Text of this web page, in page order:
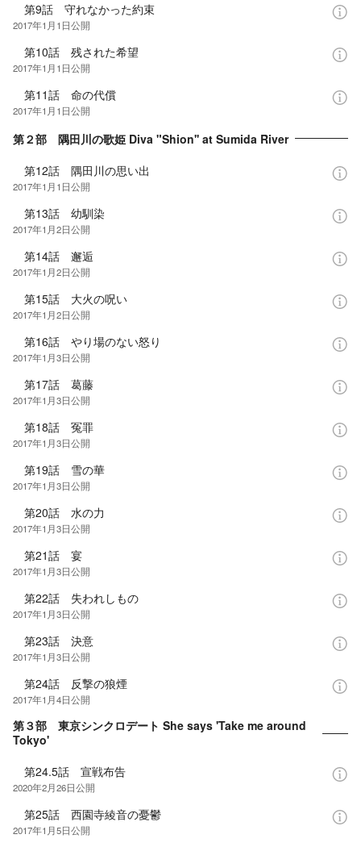
第9話 守れなかった約束
2017年1月1日公開
第10話 残された希望
2017年1月1日公開
第11話 命の代償
2017年1月1日公開
第２部 隅田川の歌姫 Diva "Shion'' at Sumida River
第12話 隅田川の思い出
2017年1月1日公開
第13話 幼馴染
2017年1月2日公開
第14話 邂逅
2017年1月2日公開
第15話 大火の呪い
2017年1月2日公開
第16話 やり場のない怒り
2017年1月3日公開
第17話 葛藤
2017年1月3日公開
第18話 冤罪
2017年1月3日公開
第19話 雪の華
2017年1月3日公開
第20話 水の力
2017年1月3日公開
第21話 宴
2017年1月3日公開
第22話 失われしもの
2017年1月3日公開
第23話 決意
2017年1月3日公開
第24話 反撃の狼煙
2017年1月4日公開
第３部 東京シンクロデート She says 'Take me around
Tokyo'
第24.5話 宣戦布告
2020年2月26日公開
第25話 西園寺綾音の憂鬱
2017年1月5日公開